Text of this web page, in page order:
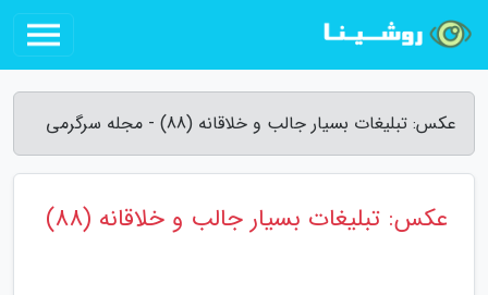
عکس: تبلیغات بسیار جالب و خلاقانه (88) - مجله سرگرمی
عکس: تبلیغات بسیار جالب و خلاقانه (88)